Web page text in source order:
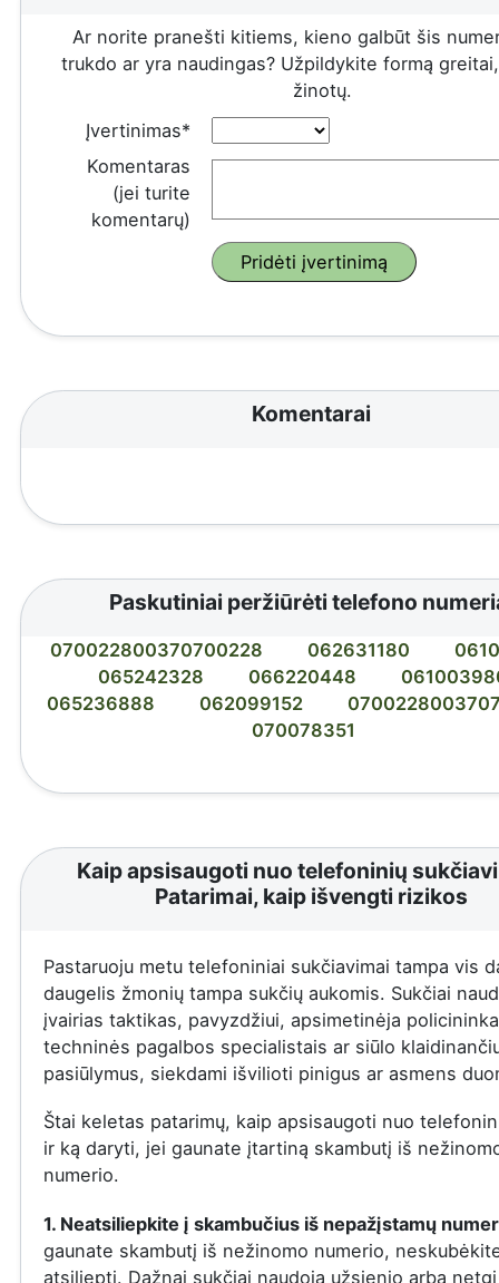
Ar norite pranešti kitiems, kieno galbūt šis
trukdo ar yra naudingas? Užpildykite formą
žinotų.
Įvertinimas*
Komentaras
(jei turite
komentarų)
Komentarai
Paskutiniai peržiūrėti telefono
070022800370700228 062631180
065242328
066220448
065236888
062099152
070078351
Kaip apsisaugoti nuo telefoninių
Patarimai, kaip išvengti rizikos
Pastaruoju metu telefoniniai sukčiavimai tampa vis
daugelis žmonių tampa sukčių aukomis. Sukčiai
įvairias taktikas, pavyzdžiui, apsimetinėja
techninės pagalbos specialistais ar siūlo
pasiūlymus, siekdami išvilioti pinigus ar asmens
Štai keletas patarimų, kaip apsisaugoti nuo
ir ką daryti, jei gaunate įtartiną skambutį iš
numerio.
1. Neatsiliepkite į skambučius iš nepažįstamų
gaunate skambutį iš nežinomo numerio,
atsiliepti. Dažnai sukčiai naudoja užsienio arba